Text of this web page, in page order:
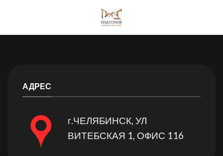
АДРЕС
г.ЧЕЛЯБИНСК, УЛ
ВИТЕБСКАЯ 1, ОФИС 116